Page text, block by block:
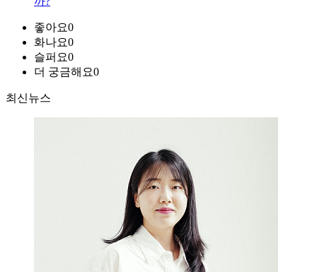
좋아요0
화나요0
슬퍼요0
더 궁금해요0
최신뉴스